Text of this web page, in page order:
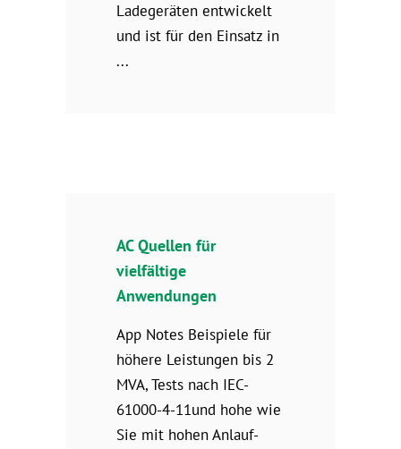
Ladegeräten entwickelt
und ist für den Einsatz in
AC Quellen für
vielfältige
Anwendungen
App Notes Beispiele für
höhere Leistungen bis 2
MVA, Tests nach IEC-
61000-4-11und hohe wie
Sie mit hohen Anlauf-